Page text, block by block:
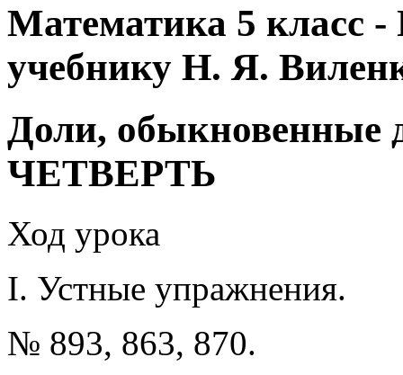
Математика 5 класс
учебнику Н. Я.
Доли, обыкновенные
ЧЕТВЕРТЬ
Ход урока
I. Устные упражнения.
№ 893, 863, 870.